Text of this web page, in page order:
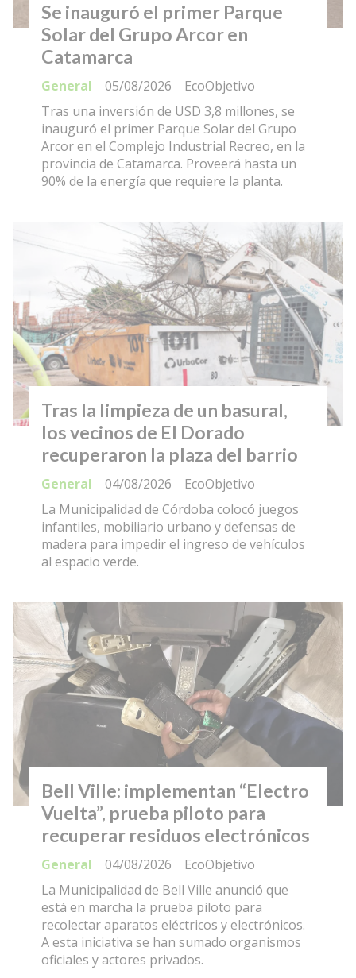
Se inauguró el primer Parque
Solar del Grupo Arcor en
Catamarca
EcoObjetivo
General
05/08/2026
Tras una inversión de USD 3,8 millones, se
inauguró el primer Parque Solar del Grupo
Arcor en el Complejo Industrial Recreo, en la
provincia de Catamarca. Proveerá hasta un
90% de la energía que requiere la planta.
Tras la limpieza de un basural,
los vecinos de El Dorado
recuperaron la plaza del barrio
EcoObjetivo
General
04/08/2026
La Municipalidad de Córdoba colocó juegos
infantiles, mobiliario urbano y defensas de
madera para impedir el ingreso de vehículos
al espacio verde.
Bell Ville: implementan “Electro
Vuelta”, prueba piloto para
recuperar residuos electrónicos
EcoObjetivo
General
04/08/2026
La Municipalidad de Bell Ville anunció que
está en marcha la prueba piloto para
recolectar aparatos eléctricos y electrónicos.
A esta iniciativa se han sumado organismos
oficiales y actores privados.